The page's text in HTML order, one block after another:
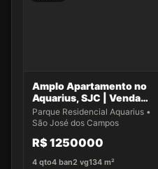
Amplo Apartamento no
Aquarius, SJC | Venda
Exclusiva!
Parque Residencial Aquarius •
São José dos Campos
R$ 1250000
4 qto4 ban2 vg134 m²